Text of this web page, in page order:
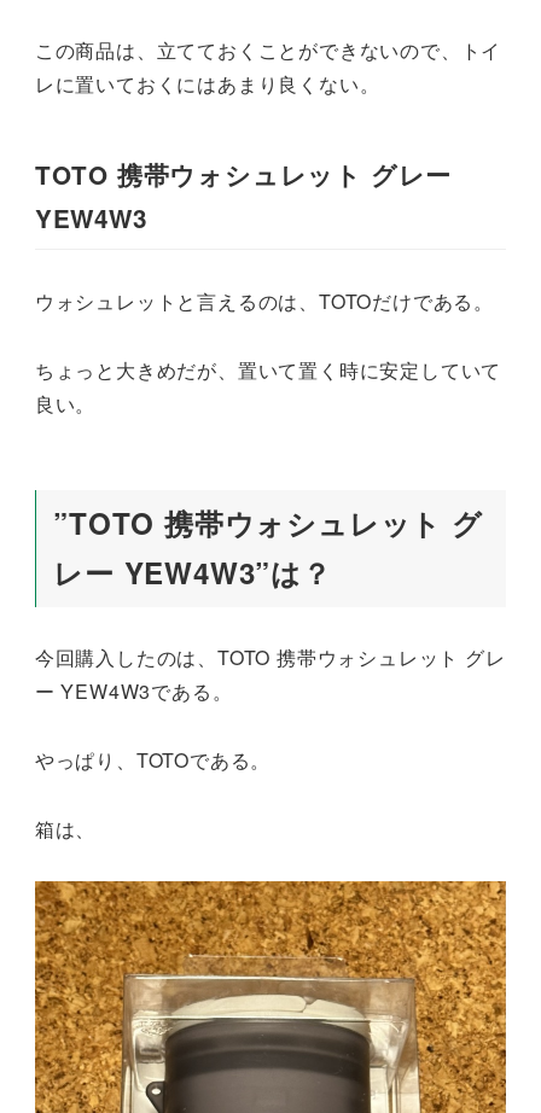
この商品は、立てておくことができないので、トイ
レに置いておくにはあまり良くない。
TOTO 携帯ウォシュレット グレー
YEW4W3
ウォシュレットと言えるのは、TOTOだけである。
ちょっと大きめだが、置いて置く時に安定していて
良い。
”TOTO 携帯ウォシュレット グ
レー YEW4W3”は？
今回購入したのは、TOTO 携帯ウォシュレット グレ
ー YEW4W3である。
やっぱり、TOTOである。
箱は、